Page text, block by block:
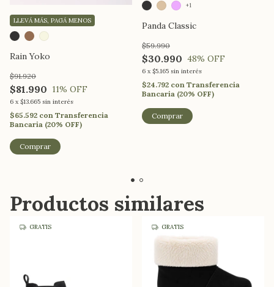
Rain Yoko
$81.990
$91.920
11% OFF
6 x $13.665 sin interés
LLEVÁ MÁS, PAGÁ MENOS
$65.592 con Transferencia
Bancaria (20% OFF)
Comprar
Panda Classic
$30.990
$59.990
48% OFF
6 x $5.165 sin interés
$24.792 con Transferencia
Bancaria (20% OFF)
+1
Comprar
Productos similares
GRATIS GRATIS